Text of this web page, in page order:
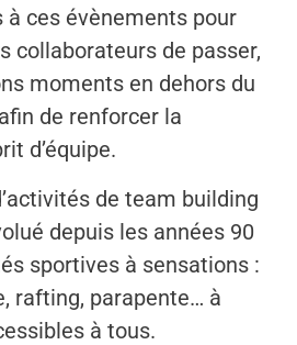
à ces évènements pour
collaborateurs de passer,
moments en dehors du
de renforcer la
d’équipe.
de team building
depuis les années 90
sportives à sensations :
rafting, parapente… à
à tous.